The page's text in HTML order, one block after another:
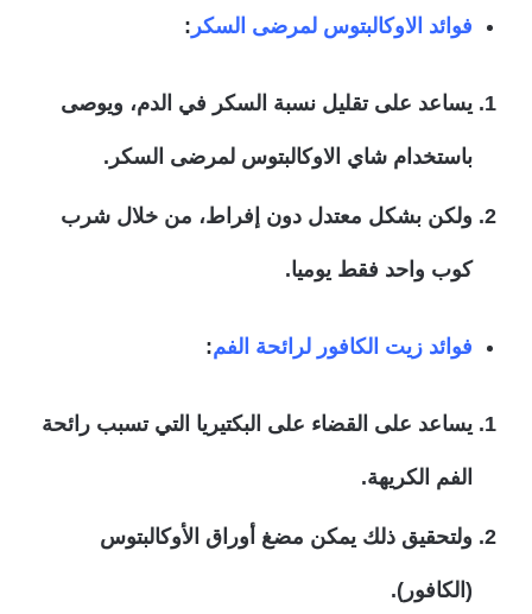
فوائد الاوكالبتوس لمرضى السكر :
يساعد على تقليل نسبة السكر في الدم، ويوصى
باستخدام شاي الاوكالبتوس لمرضى السكر.
ولكن بشكل معتدل دون إفراط، من خلال شرب
كوب واحد فقط يوميا.
فوائد زيت الكافور لرائحة الفم:
يساعد على القضاء على البكتيريا التي تسبب رائحة
الفم الكريهة.
ولتحقيق ذلك يمكن مضغ أوراق الأوكالبتوس
(الكافور).